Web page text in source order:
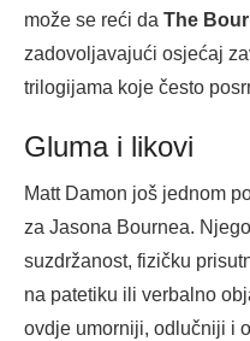
može se reći da The
zadovoljavajući osjećaj
trilogijama koje često
Gluma i likovi
Matt Damon još jednom
za Jasona Bournea.
suzdržanost, fizičku
na patetiku ili verbalno
ovdje umorniji, odlučniji i